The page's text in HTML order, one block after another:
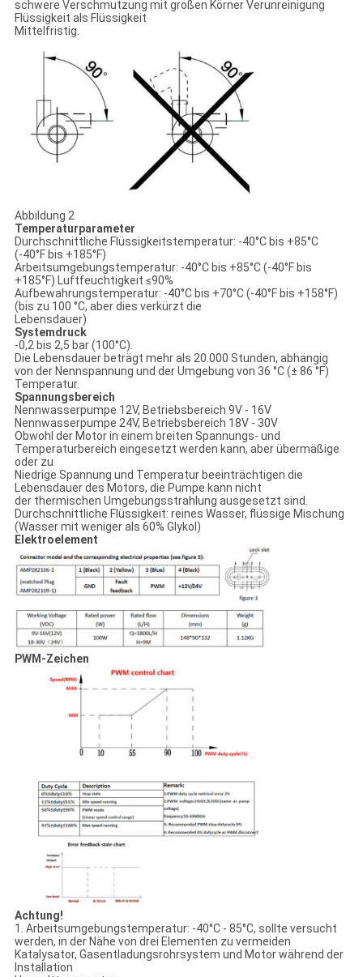
schwere Verschmutzung mit großen Körner Verunreinigung
Flüssigkeit als Flüssigkeit
Mittelfristig.
Abbildung 2
Temperaturparameter
Durchschnittliche Flüssigkeitstemperatur: -40°C bis +85°C
(-40°F bis +185°F)
Arbeitsumgebungstemperatur: -40°C bis +85°C (-40°F bis
+185°F) Luftfeuchtigkeit ≤90%
Aufbewahrungstemperatur: -40°C bis +70°C (-40°F bis +158°F)
(bis zu 100 °C, aber dies verkürzt die
Lebensdauer)
Systemdruck
-0,2 bis 2,5 bar (100°C).
Die Lebensdauer beträgt mehr als 20.000 Stunden, abhängig
von der Nennspannung und der Umgebung von 36 °C (± 86 °F)
Temperatur.
Spannungsbereich
Nennwasserpumpe 12V, Betriebsbereich 9V - 16V
Nennwasserpumpe 24V, Betriebsbereich 18V - 30V
Obwohl der Motor in einem breiten Spannungs- und
Temperaturbereich eingesetzt werden kann, aber übermäßige
oder zu
Niedrige Spannung und Temperatur beeinträchtigen die
Lebensdauer des Motors, die Pumpe kann nicht
der thermischen Umgebungsstrahlung ausgesetzt sind.
Durchschnittliche Flüssigkeit: reines Wasser, flüssige Mischung
(Wasser mit weniger als 60% Glykol)
Elektroelement
PWM-Zeichen
Achtung!
1. Arbeitsumgebungstemperatur: -40°C - 85°C, sollte versucht
werden, in der Nähe von drei Elementen zu vermeiden
Katalysator, Gasentladungsrohrsystem und Motor während der
Installation